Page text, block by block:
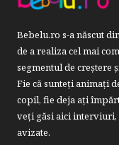
Bebelu.ro s-a născut
de a realiza cel mai
segmentul de
Fie că sunteţi animaţi
copil, fie deja aţi
veți găsi aici
avizate.